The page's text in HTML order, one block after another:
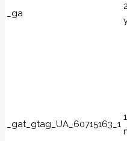
_ga
2
_gat_gtag_UA_60715163_1
1